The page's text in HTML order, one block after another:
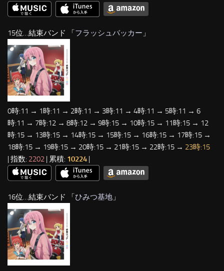
15位…結束バンド 「フラッシュバッカー 」
0時:11 → 1時:11 → 2時:11 → 3時:11 → 4時:11 → 5時:11 → 6
時:11 → 7時:12 → 8時:12 → 9時:15 → 10時:15 → 11時:15 → 12
時:15 → 13時:15 → 14時:15 → 15時:15 → 16時:15 → 17時:15 →
18時:15 → 19時:15 → 20時:15 → 21時:15 → 22時:15 → 23時:15
| 指数: 2202 | 累積: 10224 |
16位…結束バンド 「ひみつ基地 」